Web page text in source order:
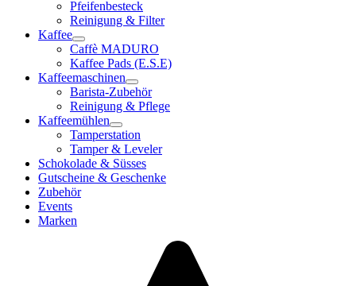
Pfeifenbesteck
Reinigung & Filter
Kaffee
Caffè MADURO
Kaffee Pads (E.S.E)
Kaffeemaschinen
Barista-Zubehör
Reinigung & Pflege
Kaffeemühlen
Tamperstation
Tamper & Leveler
Schokolade & Süsses
Gutscheine & Geschenke
Zubehör
Events
Marken